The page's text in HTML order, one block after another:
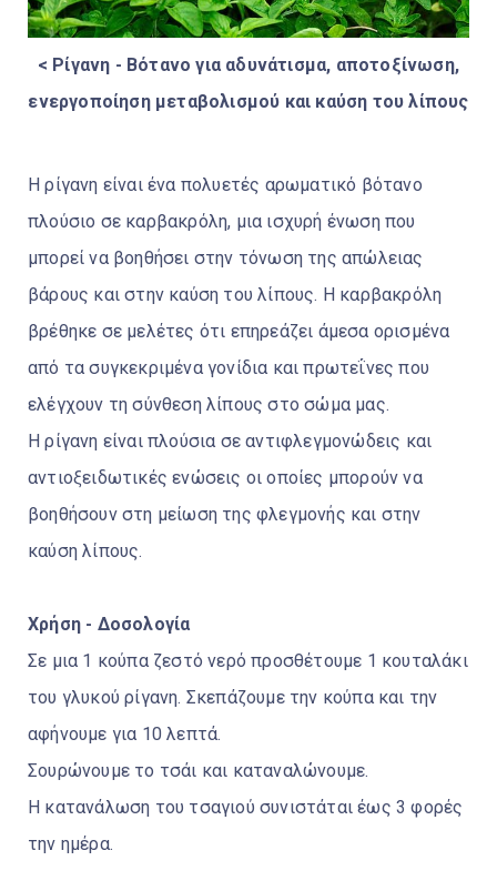
< Ρίγανη - Βότανο για αδυνάτισμα, αποτοξίνωση,
ενεργοποίηση μεταβολισμού και καύση του λίπους
Η ρίγανη είναι ένα πολυετές αρωματικό βότανο
πλούσιο σε καρβακρόλη, μια ισχυρή ένωση που
μπορεί να βοηθήσει στην τόνωση της απώλειας
βάρους και στην καύση του λίπους. Η καρβακρόλη
βρέθηκε σε μελέτες ότι επηρεάζει άμεσα ορισμένα
από τα συγκεκριμένα γονίδια και πρωτεΐνες που
ελέγχουν τη σύνθεση λίπους στο σώμα μας.
Η ρίγανη είναι πλούσια σε αντιφλεγμονώδεις και
αντιοξειδωτικές ενώσεις οι οποίες μπορούν να
βοηθήσουν στη μείωση της φλεγμονής και στην
καύση λίπους.
Χρήση - Δοσολογία
Σε μια 1 κούπα ζεστό νερό προσθέτουμε 1 κουταλάκι
του γλυκού ρίγανη. Σκεπάζουμε την κούπα και την
αφήνουμε για 10 λεπτά.
Σουρώνουμε το τσάι και καταναλώνουμε.
Η κατανάλωση του τσαγιού συνιστάται έως 3 φορές
την ημέρα.